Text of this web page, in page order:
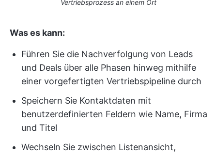
Vertriebsprozess an einem Ort
Was es kann:
Führen Sie die Nachverfolgung von Leads
und Deals über alle Phasen hinweg mithilfe
einer vorgefertigten Vertriebspipeline durch
Speichern Sie Kontaktdaten mit
benutzerdefinierten Feldern wie Name, Firma
und Titel
Wechseln Sie zwischen Listenansicht,